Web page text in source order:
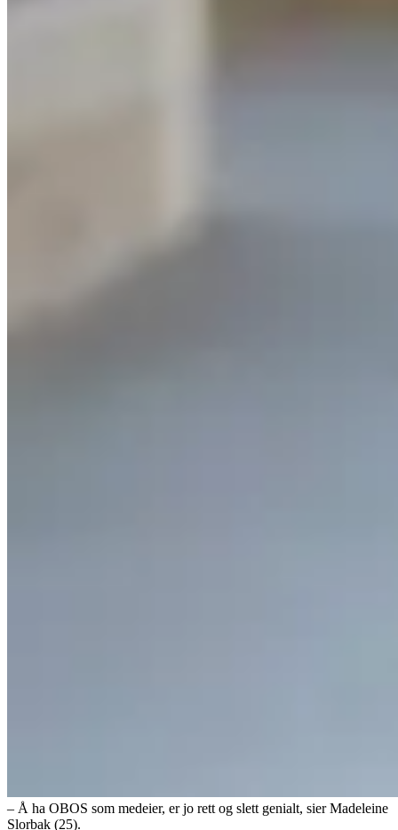
– Å ha OBOS som medeier, er jo rett og slett genialt, sier Madeleine
Slorbak (25).